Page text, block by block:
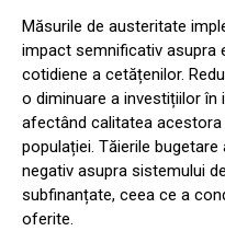
Măsurile de austeritate
impact semnificativ asupra
cotidiene a cetățenilor.
o diminuare a investițiilor
afectând calitatea acestora
populației. Tăierile
negativ asupra sistemului
subfinanțate, ceea ce a
oferite.